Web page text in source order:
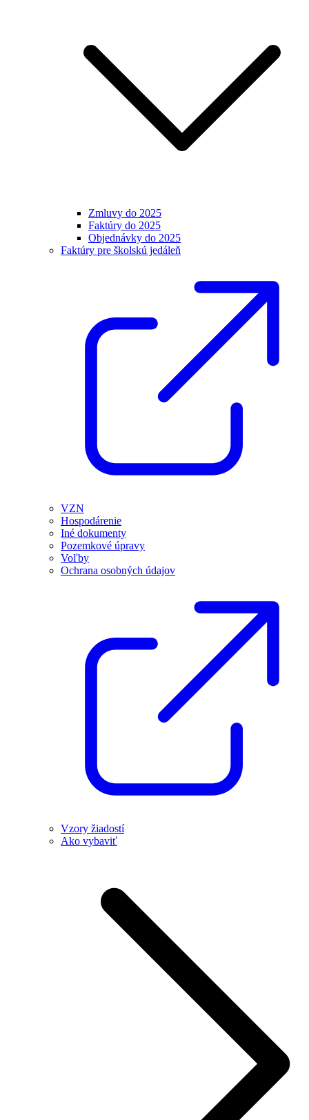
Zmluvy do 2025
Faktúry do 2025
Objednávky do 2025
Faktúry pre školskú jedáleň
VZN
Hospodárenie
Iné dokumenty
Pozemkové úpravy
Voľby
Ochrana osobných údajov
Vzory žiadostí
Ako vybaviť